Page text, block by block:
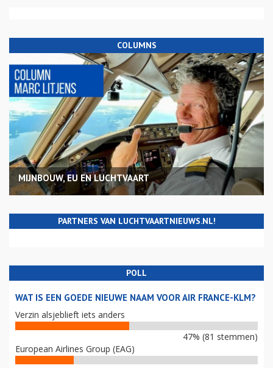
COLUMNS
MIJNBOUW, EU EN LUCHTVAART
PARTNERS VAN LUCHTVAARTNIEUWS.NL!
POLL
WAT IS EEN GOEDE NIEUWE NAAM VOOR AIR FRANCE-KLM?
Verzin alsjeblieft iets anders
47% (81 stemmen)
European Airlines Group (EAG)